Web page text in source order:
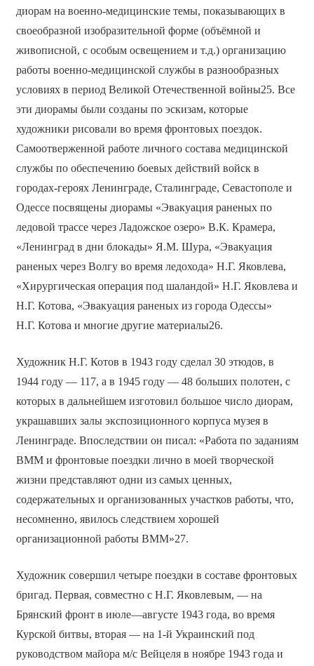
диорам на военно-медицинские темы, показывающих в
своеобразной изобразительной форме (объёмной и
живописной, с особым освещением и т.д.) организацию
работы военно-медицинской службы в разнообразных
условиях в период Великой Отечественной войны25. Все
эти диорамы были созданы по эскизам, которые
художники рисовали во время фронтовых поездок.
Самоотверженной работе личного состава медицинской
службы по обеспечению боевых действий войск в
городах-героях Ленинграде, Сталинграде, Севастополе и
Одессе посвящены диорамы «Эвакуация раненых по
ледовой трассе через Ладожское озеро» В.К. Крамера,
«Ленинград в дни блокады» Я.М. Шура, «Эвакуация
раненых через Волгу во время ледохода» Н.Г. Яковлева,
«Хирургическая операция под шаландой» Н.Г. Яковлева и
Н.Г. Котова, «Эвакуация раненых из города Одессы»
Н.Г. Котова и многие другие материалы26.
Художник Н.Г. Котов в 1943 году сделал 30 этюдов, в
1944 году — 117, а в 1945 году — 48 больших полотен, с
которых в дальнейшем изготовил большое число диорам,
украшавших залы экспозиционного корпуса музея в
Ленинграде. Впоследствии он писал: «Работа по заданиям
ВММ и фронтовые поездки лично в моей творческой
жизни представляют одни из самых ценных,
содержательных и организованных участков работы, что,
несомненно, явилось следствием хорошей
организационной работы ВММ»27.
Художник совершил четыре поездки в составе фронтовых
бригад. Первая, совместно с Н.Г. Яковлевым, — на
Брянский фронт в июле—августе 1943 года, во время
Курской битвы, вторая — на 1-й Украинский под
руководством майора м/с Вейцеля в ноябре 1943 года и